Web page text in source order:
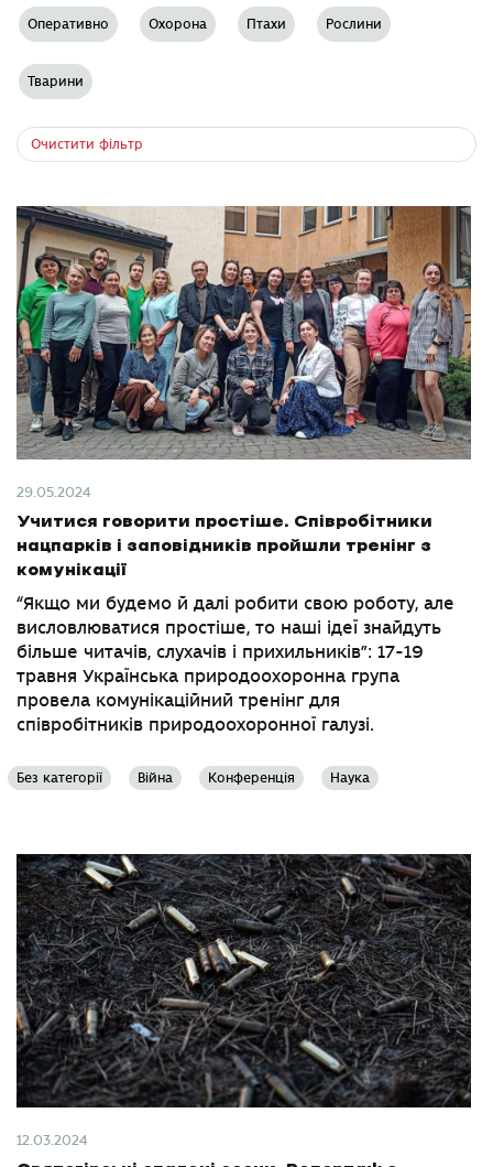
Оперативно Охорона Птахи Рослини
Тварини
Очистити фільтр
29.05.2024
Учитися говорити простіше. Співробітники
нацпарків і заповідників пройшли тренінг з
комунікації
“Якщо ми будемо й далі робити свою роботу, але
висловлюватися простіше, то наші ідеї знайдуть
більше читачів, слухачів і прихильників”: 17-19
травня Українська природоохоронна група
провела комунікаційний тренінг для
співробітників природоохоронної галузі.
Без категорії Війна Конференція Наука
12.03.2024